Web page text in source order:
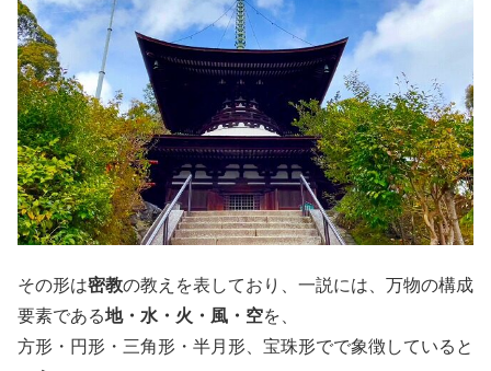
その形は密教の教えを表しており、一説には、万物の構成
要素である地・水・火・風・空を、
方形・円形・三角形・半月形、宝珠形でで象徴していると